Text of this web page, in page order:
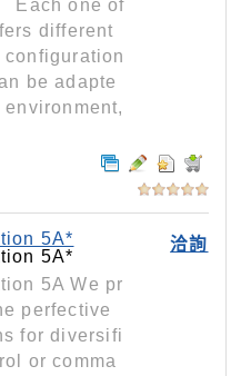
Each one of
different
configuration
be adapte
environment,
洽詢
5A*
5A*
5A We pr
perfective
for diversifi
or comma